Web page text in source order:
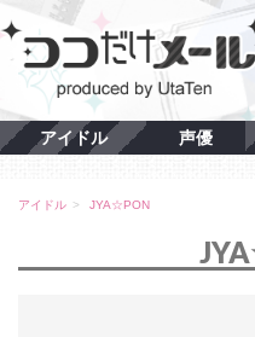
アイドル 声優
アイドル JYA☆PON